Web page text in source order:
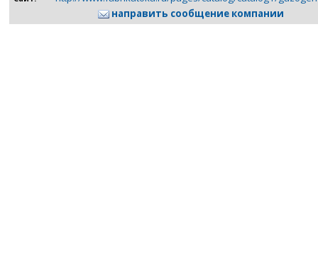
направить сообщение компании